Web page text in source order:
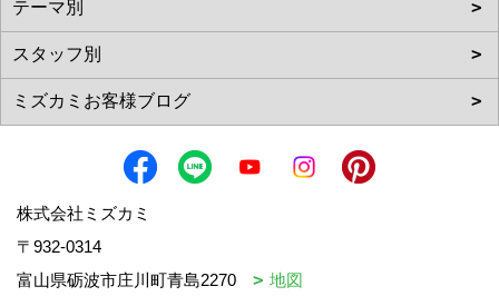
株式会社ミズカミ
〒932-0314
富山県砺波市庄川町青島2270
地図